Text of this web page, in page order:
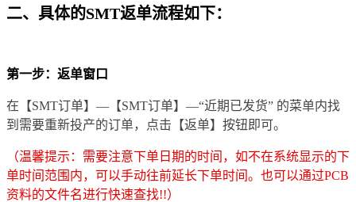
二、具体的SMT返单流程如下：
第一步：返单窗口
在【SMT订单】—【SMT订单】—“近期已发货” 的菜单内找
到需要重新投产的订单，点击【返单】按钮即可。
（温馨提示：需要注意下单日期的时间，如不在系统显示的下
单时间范围内，可以手动往前延长下单时间。也可以通过PCB
资料的文件名进行快速查找!!）